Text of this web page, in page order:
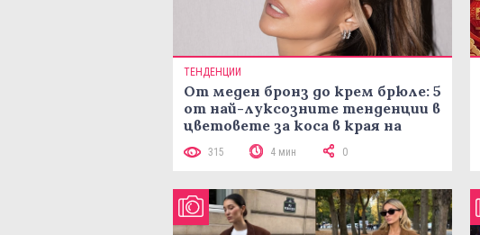
ТЕНДЕНЦИИ
От меден бронз до крем брюле: 5
от най-луксозните тенденции в
цветовете за коса в края на
315 4 мин 0